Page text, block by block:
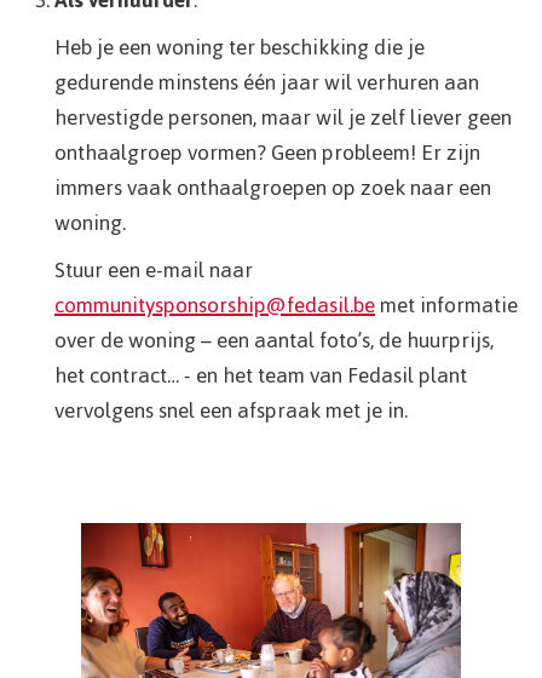
Heb je een woning ter beschikking die je
gedurende minstens één jaar wil verhuren aan
hervestigde personen, maar wil je zelf liever geen
onthaalgroep vormen? Geen probleem! Er zijn
immers vaak onthaalgroepen op zoek naar een
woning.
Stuur een e-mail naar
communitysponsorship@fedasil.bemet informatie
over de woning – een aantal foto’s, de huurprijs,
het contract… - en het team van Fedasil plant
vervolgens snel een afspraak met je in.